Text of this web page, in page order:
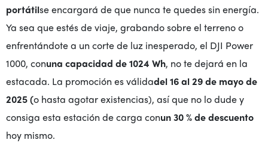
portátilse encargará de que nunca te quedes sin energía.
Ya sea que estés de viaje, grabando sobre el terreno o
enfrentándote a un corte de luz inesperado, el DJI Power
1000, conuna capacidad de 1024 Wh, no te dejará en la
estacada. La promoción es válidadel 16 al 29 de mayo de
2025 (o hasta agotar existencias), así que no lo dude y
consiga esta estación de carga conun 30 % de descuento
hoy mismo.